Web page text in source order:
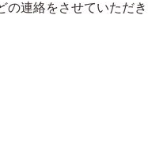
の連絡をさせていただき